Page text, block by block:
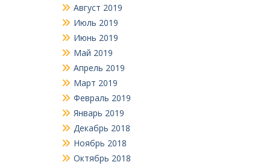
Август 2019
Июль 2019
Июнь 2019
Май 2019
Апрель 2019
Март 2019
Февраль 2019
Январь 2019
Декабрь 2018
Ноябрь 2018
Октябрь 2018